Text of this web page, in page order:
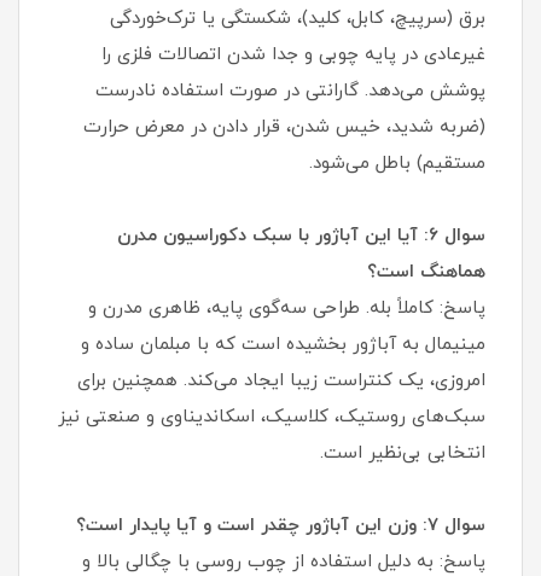
برق (سرپیچ، کابل، کلید)، شکستگی یا ترک‌خوردگی
غیرعادی در پایه چوبی و جدا شدن اتصالات فلزی را
پوشش می‌دهد. گارانتی در صورت استفاده نادرست
(ضربه شدید، خیس شدن، قرار دادن در معرض حرارت
مستقیم) باطل می‌شود.
سوال ۶: آیا این آباژور با سبک دکوراسیون مدرن
هماهنگ است؟
پاسخ: کاملاً بله. طراحی سه‌گوی پایه، ظاهری مدرن و
مینیمال به آباژور بخشیده است که با مبلمان ساده و
امروزی، یک کنتراست زیبا ایجاد می‌کند. همچنین برای
سبک‌های روستیک، کلاسیک، اسکاندیناوی و صنعتی نیز
انتخابی بی‌نظیر است.
سوال ۷: وزن این آباژور چقدر است و آیا پایدار است؟
پاسخ: به دلیل استفاده از چوب روسی با چگالی بالا و